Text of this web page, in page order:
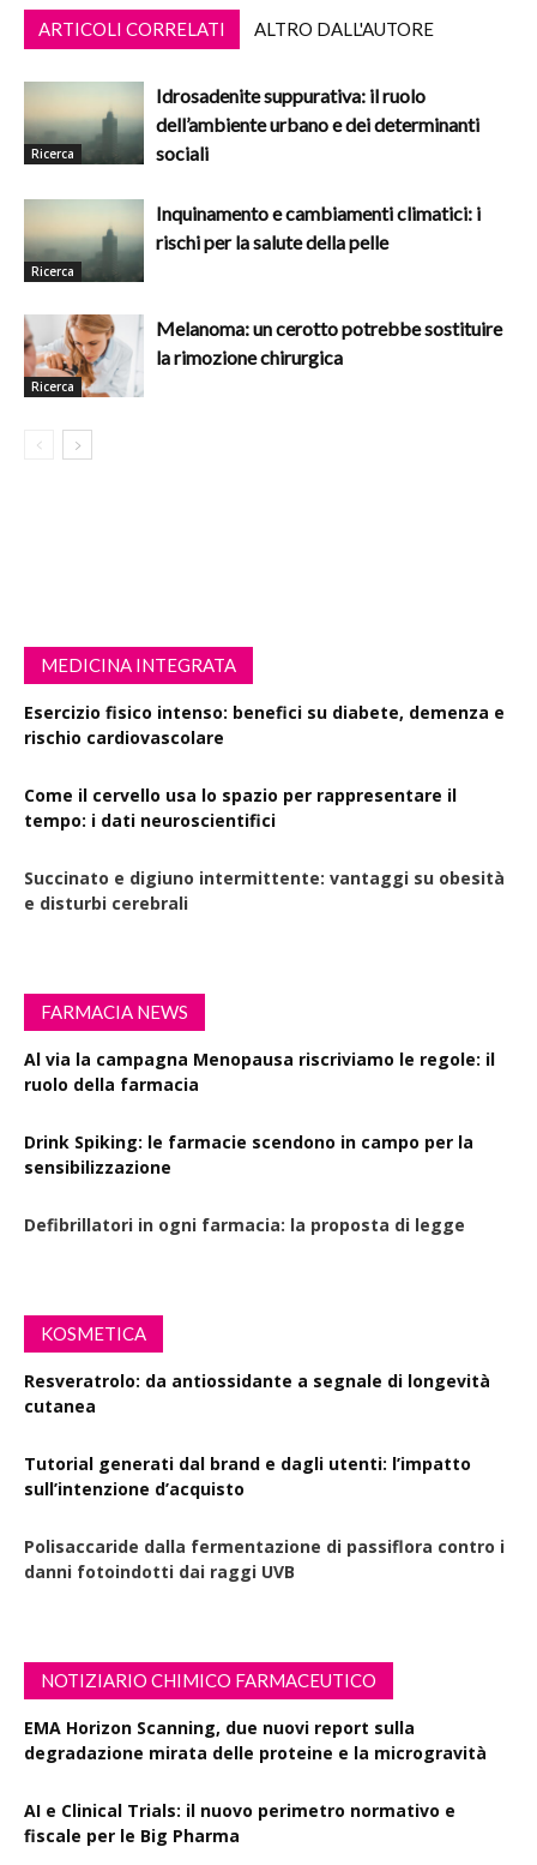
ARTICOLI CORRELATI ALTRO DALL'AUTORE
Ricerca
Idrosadenite suppurativa: il ruolo
dell’ambiente urbano e dei determinanti
sociali
Ricerca
Inquinamento e cambiamenti climatici: i
rischi per la salute della pelle
Ricerca
Melanoma: un cerotto potrebbe sostituire
la rimozione chirurgica
MEDICINA INTEGRATA
Esercizio fisico intenso: benefici su diabete, demenza e
rischio cardiovascolare
Come il cervello usa lo spazio per rappresentare il
tempo: i dati neuroscientifici
Succinato e digiuno intermittente: vantaggi su obesità
e disturbi cerebrali
FARMACIA NEWS
Al via la campagna Menopausa riscriviamo le regole: il
ruolo della farmacia
Drink Spiking: le farmacie scendono in campo per la
sensibilizzazione
Defibrillatori in ogni farmacia: la proposta di legge
KOSMETICA
Resveratrolo: da antiossidante a segnale di longevità
cutanea
Tutorial generati dal brand e dagli utenti: l’impatto
sull’intenzione d’acquisto
Polisaccaride dalla fermentazione di passiflora contro i
danni fotoindotti dai raggi UVB
NOTIZIARIO CHIMICO FARMACEUTICO
EMA Horizon Scanning, due nuovi report sulla
degradazione mirata delle proteine e la microgravità
AI e Clinical Trials: il nuovo perimetro normativo e
fiscale per le Big Pharma